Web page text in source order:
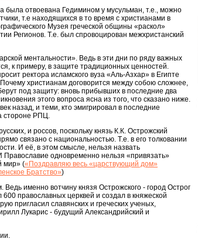
была отвоевана Гедимином у мусульман, т.е., можно
т.е находящихся в то время с христианами в
Музея греческой общины «раскол»
Регионов. Т.е. был спровоцирован межхристанский
ментальности». Ведь в эти дни по ряду важных
к примеру, в защите традиционных ценностей.
ректора исламского вуза «Аль-Азхар» в Египте
христианам договорится между собою сложнее,
под защиту: вновь прибывших в последние два
этого вопроса ясна из того, что сказано ниже.
назад, и теми, кто эмигрировал в последние
стороне РПЦ.
и россов, поскольку князь К.К. Острожский
связано с национальностью. Т.е. в его толковании
И её, в этом смысле, нельзя назвать
одновременно нельзя «привязать»
мир» («Поздравляю весь «царствующий дом»
Братство»)
именно вотчину князя Острожского - город Острог
православных церквей и создал в княжеской
пригласил славянских и греческих ученых,
Лукарис - будущий Александрийский и